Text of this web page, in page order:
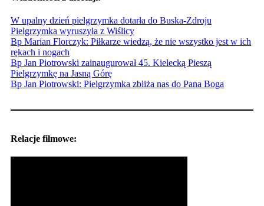
W upalny dzień pielgrzymka dotarła do Buska-Zdroju
Pielgrzymka wyruszyła z Wiślicy
Bp Marian Florczyk: Piłkarze wiedzą, że nie wszystko jest w ich
rękach i nogach
Bp Jan Piotrowski zainaugurował 45. Kielecką Pieszą
Pielgrzymkę na Jasną Górę
Bp Jan Piotrowski: Pielgrzymka zbliża nas do Pana Boga
Relacje filmowe: